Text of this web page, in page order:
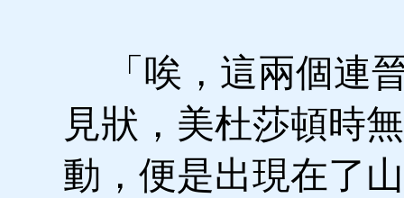
「唉，這兩個連
見狀，美杜莎頓時
動，便是出現在了